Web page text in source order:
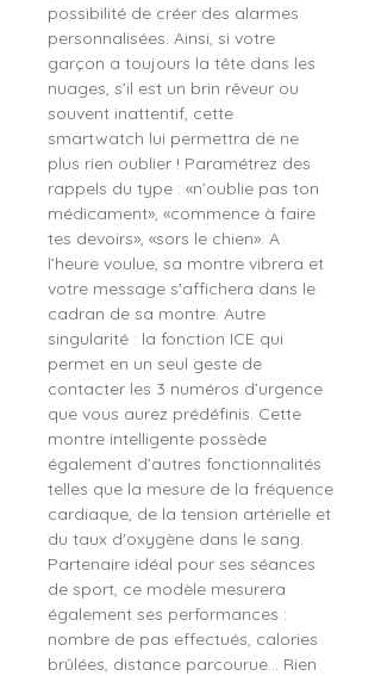
possibilité de créer des alarmes
personnalisées. Ainsi, si votre
garçon a toujours la tête dans les
nuages, s’il est un brin rêveur ou
souvent inattentif, cette
smartwatch lui permettra de ne
plus rien oublier ! Paramétrez des
rappels du type : «n’oublie pas ton
médicament», «commence à faire
tes devoirs», «sors le chien». A
l’heure voulue, sa montre vibrera et
votre message s'affichera dans le
cadran de sa montre. Autre
singularité : la fonction ICE qui
permet en un seul geste de
contacter les 3 numéros d’urgence
que vous aurez prédéfinis. Cette
montre intelligente possède
également d’autres fonctionnalités
telles que la mesure de la fréquence
cardiaque, de la tension artérielle et
du taux d'oxygène dans le sang.
Partenaire idéal pour ses séances
de sport, ce modèle mesurera
également ses performances :
nombre de pas effectués, calories
brûlées, distance parcourue... Rien